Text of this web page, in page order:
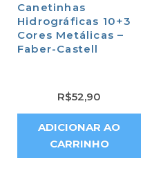
Canetinhas
Hidrográficas 10+3
Cores Metálicas –
Faber-Castell
R$52,90
ADICIONAR AO
CARRINHO